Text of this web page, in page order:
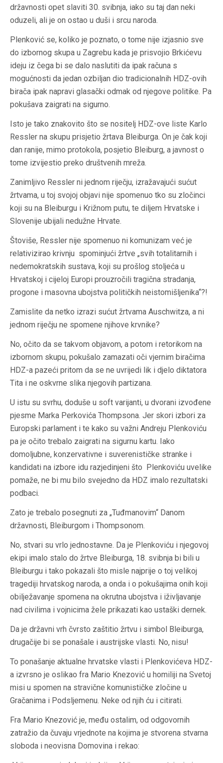
državnosti opet slaviti 30. svibnja, iako su taj dan neki
oduzeli, ali je on ostao u duši i srcu naroda.
Plenković se, koliko je poznato, o tome nije izjasnio sve
do izbornog skupa u Zagrebu kada je prisvojio Brkićevu
ideju iz čega bi se dalo naslutiti da ipak računa s
mogućnosti da jedan ozbiljan dio tradicionalnih HDZ-ovih
birača ipak napravi glasački odmak od njegove politike. Pa
pokušava zaigrati na sigurno.
Isto je tako znakovito što se nositelj HDZ-ove liste Karlo
Ressler na skupu prisjetio žrtava Bleiburga. On je čak koji
dan ranije, mimo protokola, posjetio Bleiburg, a javnost o
tome izvijestio preko društvenih mreža.
Zanimljivo Ressler ni jednom riječju, izražavajući sućut
žrtvama, u toj svojoj objavi nije spomenuo tko su zločinci
koji su na Bleiburgu i Križnom putu, te diljem Hrvatske i
Slovenije ubijali nedužne Hrvate.
Štoviše, Ressler nije spomenuo ni komunizam već je
relativizirao krivnju spominjući žrtve „svih totalitarnih i
nedemokratskih sustava, koji su prošlog stoljeća u
Hrvatskoj i cijeloj Europi prouzročili tragična stradanja,
progone i masovna ubojstva političkih neistomišljenika“?!
Zamislite da netko izrazi sućut žrtvama Auschwitza, a ni
jednom riječju ne spomene njihove krvnike?
No, očito da se takvom objavom, a potom i retorikom na
izbornom skupu, pokušalo zamazati oči vjernim biračima
HDZ-a pazeći pritom da se ne uvrijedi lik i djelo diktatora
Tita i ne oskvrne slika njegovih partizana.
U istu su svrhu, doduše u soft varijanti, u dvorani izvođene
pjesme Marka Perkovića Thompsona. Jer skori izbori za
Europski parlament i te kako su važni Andreju Plenkoviću
pa je očito trebalo zaigrati na sigurnu kartu. Iako
domoljubne, konzervativne i suverenističke stranke i
kandidati na izbore idu razjedinjeni što Plenkoviću uvelike
pomaže, ne bi mu bilo svejedno da HDZ imalo rezultatski
podbaci.
Zato je trebalo posegnuti za „Tuđmanovim“ Danom
državnosti, Bleiburgom i Thompsonom.
No, stvari su vrlo jednostavne. Da je Plenkoviću i njegovoj
ekipi imalo stalo do žrtve Bleiburga, 18. svibnja bi bili u
Bleiburgu i tako pokazali što misle najprije o toj velikoj
tragediji hrvatskog naroda, a onda i o pokušajima onih koji
obilježavanje spomena na okrutna ubojstva i iživljavanje
nad civilima i vojnicima žele prikazati kao ustaški dernek.
Da je državni vrh čvrsto zaštitio žrtvu i simbol Bleiburga,
drugačije bi se ponašale i austrijske vlasti. No, nisu!
To ponašanje aktualne hrvatske vlasti i Plenkovićeva HDZ-
a izvrsno je oslikao fra Mario Knezović u homiliji na Svetoj
misi u spomen na stravične komunističke zločine u
Gračanima i Podsljemenu. Neke od njih ću i citirati.
Fra Mario Knezović je, među ostalim, od odgovornih
zatražio da čuvaju vrjednote na kojima je stvorena stvarna
sloboda i neovisna Domovina i rekao: